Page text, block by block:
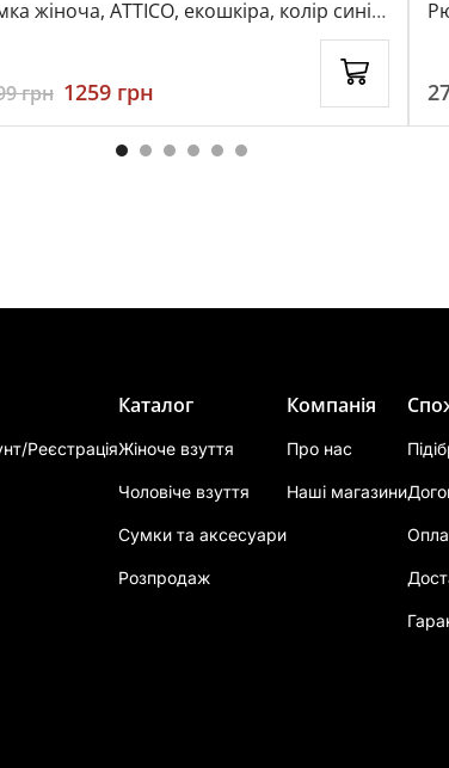
жіноча, ATTICO, екошкіра, колір синій,
грн 1259 грн
Реєстрація
Каталог
Жіноче взуття
Чоловіче взуття
Сумки та аксесуари
Розпродаж
Компанія
Про нас
Наші магазини